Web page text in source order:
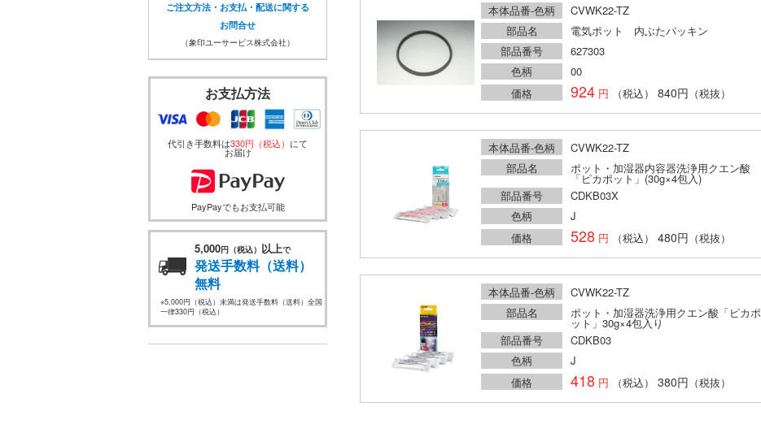
本体品番-色柄
CVWK22-TZ
部品名
電気ポット 内ぶたパッキン
部品番号
627303
色柄
00
価格
924 （税込） 840円 （税抜）
本体品番-色柄
CVWK22-TZ
部品名
ポット・加湿器内容器洗浄用クエン酸
「ピカポット」(30g×4包入)
部品番号
CDKB03X
色柄
J
価格
528 （税込） 480円 （税抜）
本体品番-色柄
CVWK22-TZ
部品名
ポット・加湿器洗浄用クエン酸「ピカポ
ット」30g×4包入り
部品番号
CDKB03
色柄
J
価格
418 （税込） 380円 （税抜）
ご注文方法・お支払・配送に関する
お問合せ
（象印ユーサービス株式会社）
お支払方法
代引き手数料は330円（税込） にて
お届け
PayPayでもお支払可能
5,000円（税込） 以上で
発送手数料（送料）
無料
※5,000円（税込）未満は発送手数料（送料）全国
一律330円（税込）